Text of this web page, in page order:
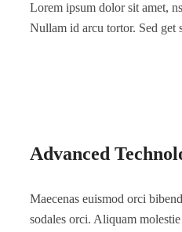
Lorem ipsum dolor sit amet,
Nullam id arcu tortor. Sed get
Advanced
Maecenas euismod orci
sodales orci. Aliquam